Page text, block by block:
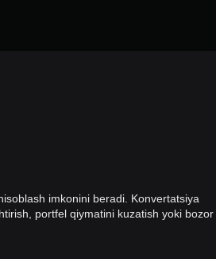
imkonini beradi. Konvertatsiya
portfel qiymatini kuzatish yoki bozor